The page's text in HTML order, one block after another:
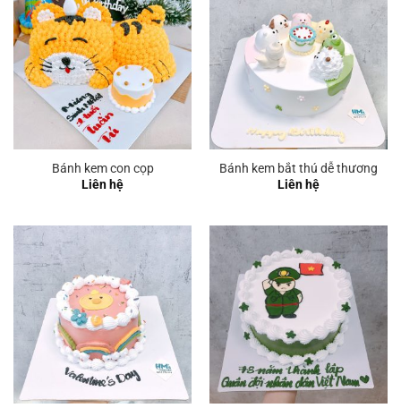
Bánh kem con cọp
Liên hệ
Bánh kem bắt thú dễ thương
Liên hệ